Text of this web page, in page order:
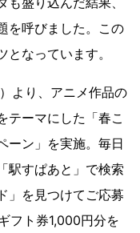
を呼びました。この
なっています。
より、アニメ作品の
テーマにした「春こ
ーン」を実施。毎日
駅すぱあと」で検索
」を見つけてご応募
フト券1,000円分を